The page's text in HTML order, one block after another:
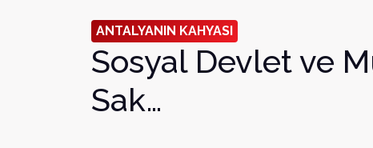
ANTALYANIN KAHYASI
Sosyal Devlet ve
Sak…